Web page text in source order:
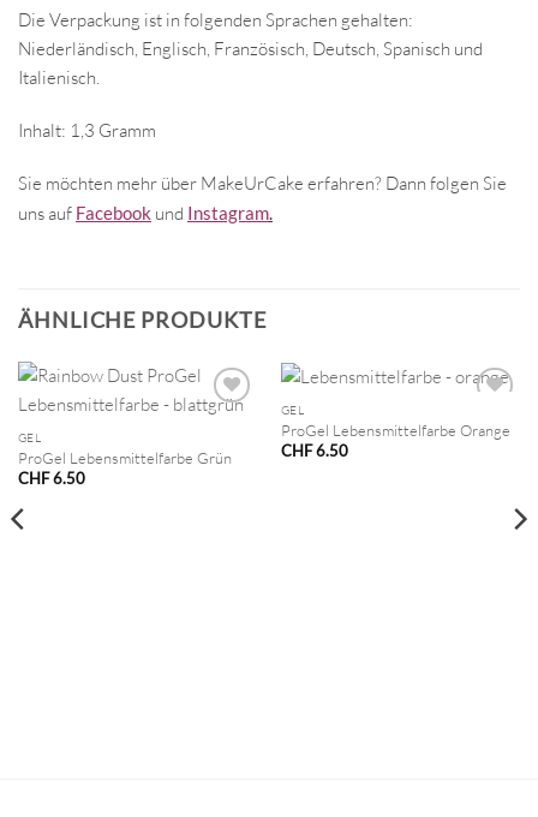
Die Verpackung ist in folgenden Sprachen gehalten:
Niederländisch, Englisch, Französisch, Deutsch, Spanisch und
Italienisch.
Inhalt: 1,3 Gramm
Sie möchten mehr über MakeUrCake erfahren? Dann folgen Sie
uns auf Facebook und Instagram.
ÄHNLICHE PRODUKTE
GEL
ProGel Lebensmittelfarbe Grün
CHF6.50
GEL
ProGel Lebensmittelfarbe Orange
CHF6.50